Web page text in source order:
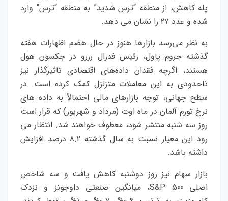
پله کاهش، از منطقه “ترس شدید” به منطقه “ترس” وارد
شده و عدد 27 را نشان می دهد.
به نظر می‌رسد بازارها هنوز در حال هضم اظهارات هفته
گذشته جروم پاول، رئیس فدرال رزرو در جکسون هول
هستند، اگرچه فقدان داده‌های اقتصادی تاثیرگذار نیز
تاحدودی به این معاملات متزلزل کمک کرده است. در
سطح جهانی، توجه بازارهای مالی احتمالاً به داده های
نرخ تورم آلمان در ماه اوت (مرداد و شهریور) که قرار است
روز سه شنبه منتشر شود، معطوف خواهند شد. انتظار می
رود این معیار نسبت به سال گذشته 8.2 درصد افزایش
داشته باشد.
بازار سهام نیز روز دوشنبه کاهش یافت و سه شاخص
اصلی S&P 500، میانگین صنعتی داوجونز و نزدک